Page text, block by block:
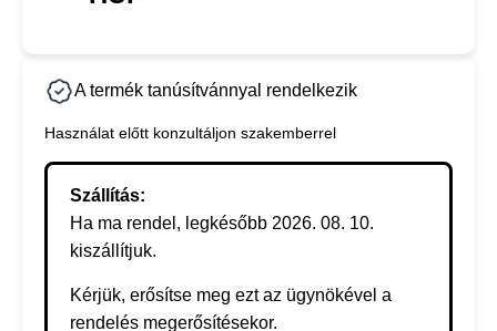
A termék tanúsítvánnyal rendelkezik
Használat előtt konzultáljon szakemberrel
Szállítás:
Ha ma rendel, legkésőbb 2026. 08. 10.
kiszállítjuk.
Kérjük, erősítse meg ezt az ügynökével a
rendelés megerősítésekor.